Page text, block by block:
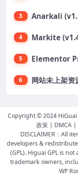
3
4
5 Elementor
6 网站未上架资
Copyright © 2024 HiGuai
政策 | DMCA |
DISCLAIMER：All
developers &
(GPL). Higuai GPL is
trademark owners,
WP